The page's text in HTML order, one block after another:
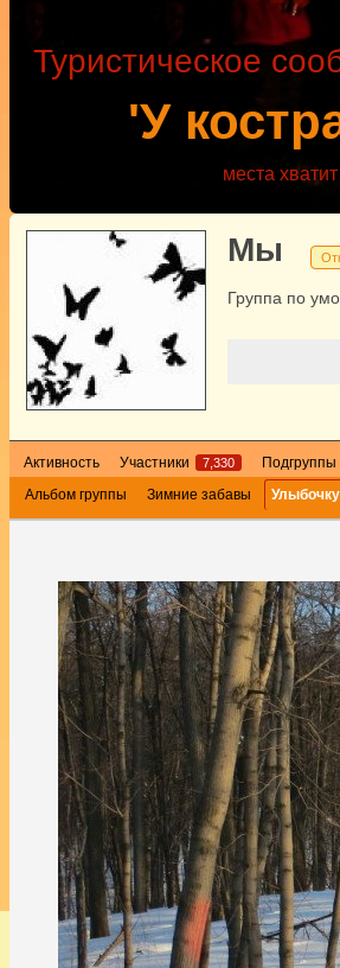
'У
Туристическое
места
Мы
Группа по
Активность Участники 7,330 Подгруппы
Альбом группы
Зимние забавы